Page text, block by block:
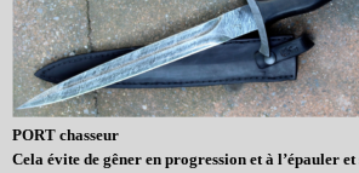
PORT chasseur
Cela évite de gêner en progression et à l’épauler